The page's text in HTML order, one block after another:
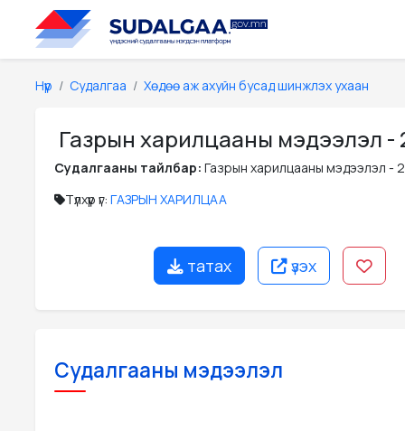
Нүүр Судалгаа Хөдөө аж ахуйн бусад шинжлэх ухаан
Газрын харилцааны мэдээлэл -
Судалгааны тайлбар: Газрын харилцааны мэдээлэл -
Түлхүүр үг: ГАЗРЫН ХАРИЛЦАА
татах үзэх
Судалгааны мэдээлэл